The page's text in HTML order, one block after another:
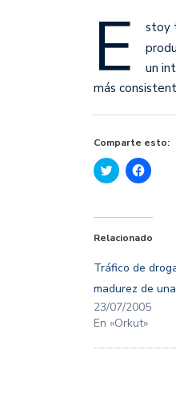
E
stoy
un
más
Comparte esto:
Haz
clic
Twitter
abre
una
ventana
nueva)
Haz
clic
abre
una
nueva)
Relacionado
Tráfico de
madurez de
23/07/2005
En «Orkut»